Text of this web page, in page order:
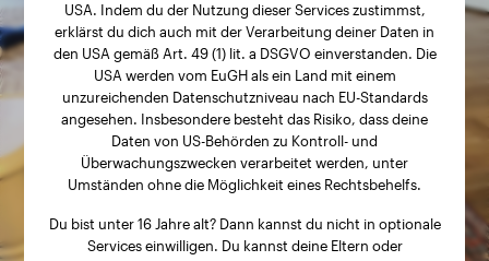
USA. Indem du der Nutzung dieser Services zustimmst,
erklärst du dich auch mit der Verarbeitung deiner Daten in
den USA gemäß Art. 49 (1) lit. a DSGVO einverstanden. Die
USA werden vom EuGH als ein Land mit einem
unzureichenden Datenschutzniveau nach EU-Standards
angesehen. Insbesondere besteht das Risiko, dass deine
Daten von US-Behörden zu Kontroll- und
Überwachungszwecken verarbeitet werden, unter
Umständen ohne die Möglichkeit eines Rechtsbehelfs.
Du bist unter 16 Jahre alt? Dann kannst du nicht in optionale
Services einwilligen. Du kannst deine Eltern oder